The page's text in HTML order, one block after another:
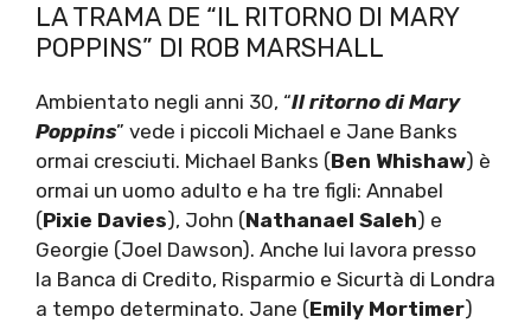
LA TRAMA DE “IL RITORNO DI MARY
POPPINS” DI ROB MARSHALL
Ambientato negli anni 30, “Il ritorno di Mary
Poppins” vede i piccoli Michael e Jane Banks
ormai cresciuti. Michael Banks (Ben Whishaw) è
ormai un uomo adulto e ha tre figli: Annabel
(Pixie Davies), John (Nathanael Saleh) e
Georgie (Joel Dawson). Anche lui lavora presso
la Banca di Credito, Risparmio e Sicurtà di Londra
a tempo determinato. Jane (Emily Mortimer)